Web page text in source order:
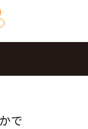
で